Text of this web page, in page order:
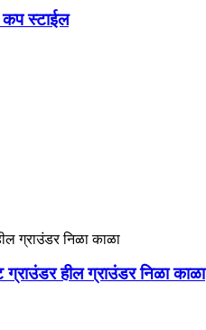
कप स्टाईल
हील ग्राउंडर निळा काळा